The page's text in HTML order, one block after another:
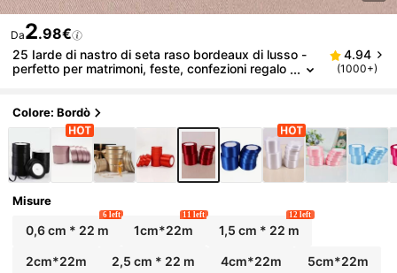
Da2.98€
25 Iarde di nastro di seta raso bordeaux di lusso -
perfetto per matrimoni, feste, confezioni regalo
4.94
(1000+)
Colore: Bordò
Misure
0,6 cm * 22 m
6 left
1cm*22m
11 left
1,5 cm * 22 m
12 left
2cm*22m 2,5 cm * 22 m 4cm*22m 5cm*22m